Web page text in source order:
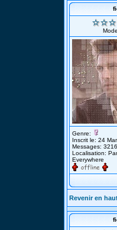
Genre:
Inscrit le: 24
Messages: 3216
Localisation:
Everywhere
Revenir en